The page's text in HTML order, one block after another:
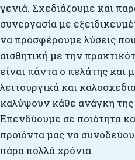
γενιά. Σχεδιάζουμε και
συνεργασία με
να προσφέρουμε λύσεις
αισθητική με την
είναι πάντα ο πελάτης και
λειτουργικά και
καλύψουν κάθε ανάγκη
Επενδύουμε σε ποιότητα
προϊόντα μας να
πάρα πολλά χρόνια.